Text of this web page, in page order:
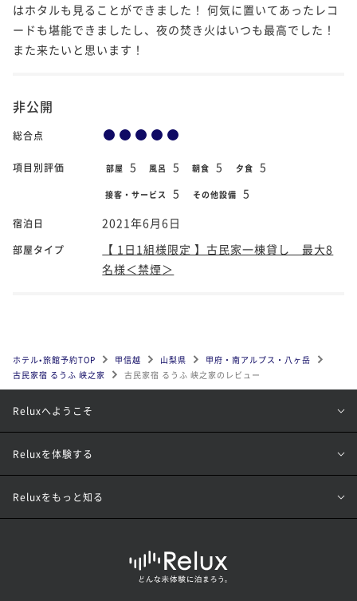
はホタルも見ることができました！ 何気に置いてあったレコ
ードも堪能できましたし、夜の焚き火はいつも最高でした！
また来たいと思います！
非公開
総合点
項目別評価 部屋 5 風呂 5 朝食 5 夕食 5
接客・サービス 5 その他設備 5
宿泊日 2021年6月6日
部屋タイプ
【 1日1組様限定 】古民家一棟貸し 最大8
名様＜禁煙＞
ホテル•旅館予約TOP 甲信越 山梨県
甲府・南アルプス・八ヶ岳
古民家宿 るうふ 峡之家
古民家宿 るうふ 峡之家のレビュー
Reluxへようこそ
Reluxを体験する
Reluxをもっと知る